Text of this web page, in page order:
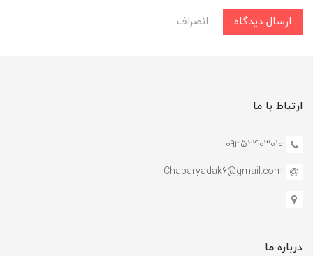
ارسال دیدگاه انصراف
ارتباط با ما
09352403010
Chaparyadak6@gmail.com
درباره ما